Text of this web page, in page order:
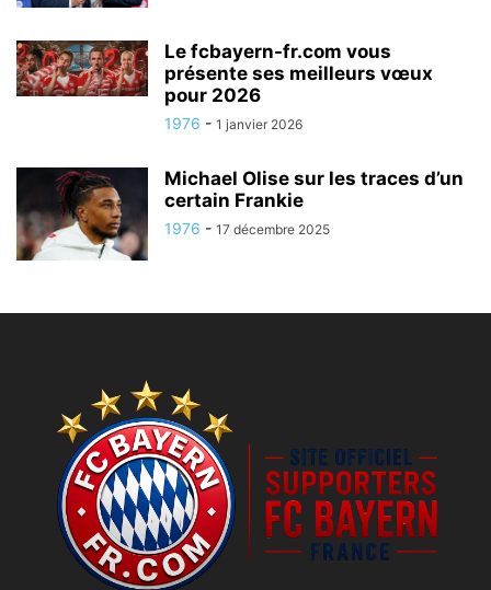
Le fcbayern-fr.com vous
présente ses meilleurs vœux
pour 2026
1976 - 1 janvier 2026
Michael Olise sur les traces d’un
certain Frankie
1976 - 17 décembre 2025